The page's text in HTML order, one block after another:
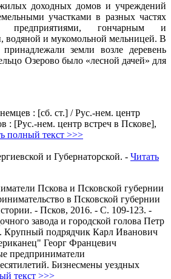
доходных домов и учреждений
участками в разных частях
предприятиями, гончарным и
водяной и мукомольной мельницей. В
земли возле деревень
Озерово было «лесной дачей» для
: [сб. ст.] / Рус.-нем. центр
: [Рус.-нем. центр встреч в Пскове],
полный текст >>>
и Губернаторской. - Читать
Пскова и Псковской губернии
в Псковской губернии
- Псков, 2016. - С. 109-123. -
завода и городской голова Петр
Крупный подрядчик Карл Иванович
Георг Францевич
предприниматели
Бизнесмены уездных
текст >>>